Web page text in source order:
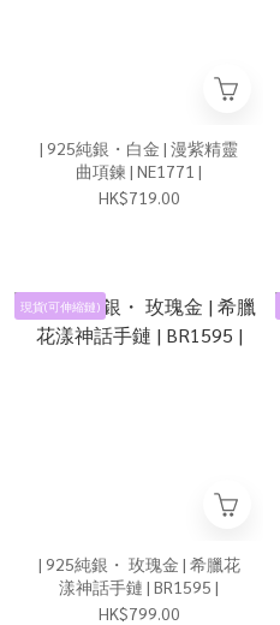
| 925純銀・白金 | 漫紫精靈
曲項鍊 | NE1771 |
HK$719.00
現貨(可伸縮鏈)
| 925純銀・ 玫瑰金 | 希臘花
漾神話手鏈 | BR1595 |
HK$799.00